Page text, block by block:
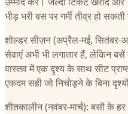
भीड़ भरी बस पर गर्मी तीव्र हो
शोल्डर सीज़न (अप्रैल-मई, सितंबर-
सेवाएं अभी भी लगातार हैं, लेकिन
वास्तव में एक दृश्य के साथ सीट
एकदम सही जो निचोड़ने के बिना
शीतकालीन (नवंबर-मार्च): बसों